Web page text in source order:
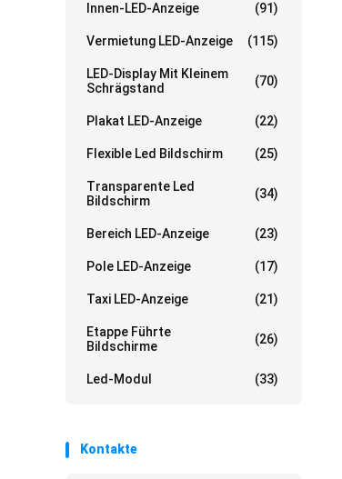
Innen-LED-Anzeige (91)
Vermietung LED-Anzeige (115)
LED-Display Mit Kleinem
Schrägstand
(70)
Plakat LED-Anzeige (22)
Flexible Led Bildschirm (25)
Transparente Led
Bildschirm
(34)
Bereich LED-Anzeige (23)
Pole LED-Anzeige (17)
Taxi LED-Anzeige (21)
Etappe Führte
Bildschirme
(26)
Led-Modul (33)
Kontakte